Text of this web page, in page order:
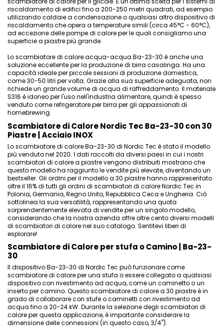
riscaldamento di edifici fino a 200-250 metri quadrati, ad esempio
utilizzando caldaie a condensazione o qualsiasi altro dispositivo di
riscaldamento che opera a temperature simili (circa 45°C - 60°C),
ad eccezione delle pompe di calore per le quali consigliamo una
superficie a piastre più grande.
Lo scambiatore di calore acqua-acqua Ba-23-30 è anche una
soluzione eccellente per la produzione di birra casalinga. Ha una
capacità ideale per piccole sessioni di produzione domestica,
come 30-50 litri per volta. Grazie alla sua superficie adeguata, non
richiede un grande volume di acqua di raffreddamento. Il materiale
S316 è idoneo per l'uso nell'industria alimentare, quindi è spesso
venduto come refrigeratore per birra per gli appassionati di
homebrewing.
Scambiatore di Calore Nordic Tec Ba-23-30 con 30
Piastre | Acciaio INOX
Lo scambiatore di calore Ba-23-30 di Nordic Tec è stato il modello
più venduto nel 2020. I dati raccolti da diversi paesi in cui i nostri
scambiatori di calore a piastre vengono distribuiti mostrano che
questo modello ha raggiunto le vendite più elevate, diventando un
bestseller. Gli ordini per il modello a 30 piastre hanno rappresentato
oltre il 16% di tutti gli ordini di scambiatori di calore Nordic Tec in
Polonia, Germania, Regno Unito, Repubblica Ceca e Ungheria. Ciò
sottolinea la sua versatilità, rappresentando una quota
sorprendentemente elevata di vendite per un singolo modello,
considerando che la nostra azienda offre oltre cento diversi modelli
di scambiatori di calore nel suo catalogo. Sentitevi liberi di
esplorare!
Scambiatore di Calore per stufa o Camino | Ba-23-
30
Il dispositivo Ba-23-30 di Nordic Tec può funzionare come
scambiatore di calore per una stufa o essere collegato a qualsiasi
dispositivo con rivestimento ad acqua, come un caminetto o un
inserto per camino. Questoscambiatore di calore a 30 piastreè in
grado di collaborare con stufe o caminetti con rivestimento ad
acqua fino a 20-24 kW. Durante la selezione degli scambiatori di
calore per questa applicazione, è importante considerare la
dimensione delle connessioni (in questo caso, 3/4").